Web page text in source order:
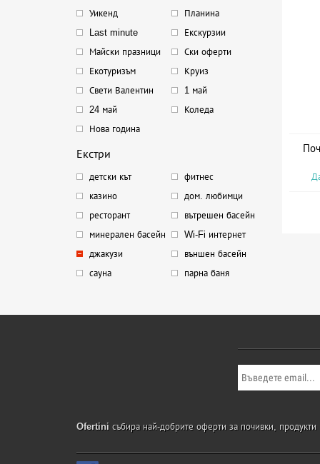
Уикенд
Планина
Last minute
Екскурзии
Майски празници
Ски оферти
Екотуризъм
Круиз
Свети Валентин
1 май
24 май
Коледа
Нова година
Екстри
детски кът
фитнес
казино
дом. любимци
ресторант
вътрешен басейн
минерален басейн
Wi-Fi интернет
джакузи
външен басейн
сауна
парна баня
Ofertini събира най-добрите оферти за почивки,